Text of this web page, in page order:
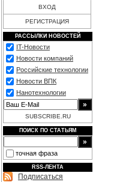
ВХОД
РЕГИСТРАЦИЯ
РАССЫЛКИ НОВОСТЕЙ
IT-Новости
Новости компаний
Российские технологии
Новости ВПК
Нанотехнологии
SUBSCRIBE.RU
ПОИСК ПО СТАТЬЯМ
точная фраза
RSS-ЛЕНТА
Подписаться